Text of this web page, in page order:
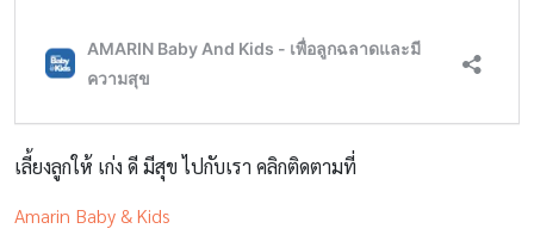
เลี้ยงลูกให้ เก่ง ดี มีสุข ไปกับเรา คลิกติดตามที่
Amarin Baby & Kids